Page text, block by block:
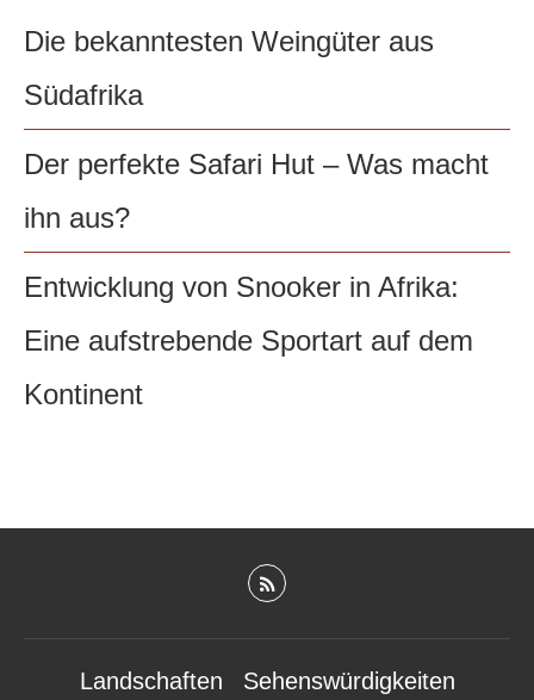
Die bekanntesten Weingüter aus
Südafrika
Der perfekte Safari Hut – Was macht
ihn aus?
Entwicklung von Snooker in Afrika:
Eine aufstrebende Sportart auf dem
Kontinent
Landschaften Sehenswürdigkeiten